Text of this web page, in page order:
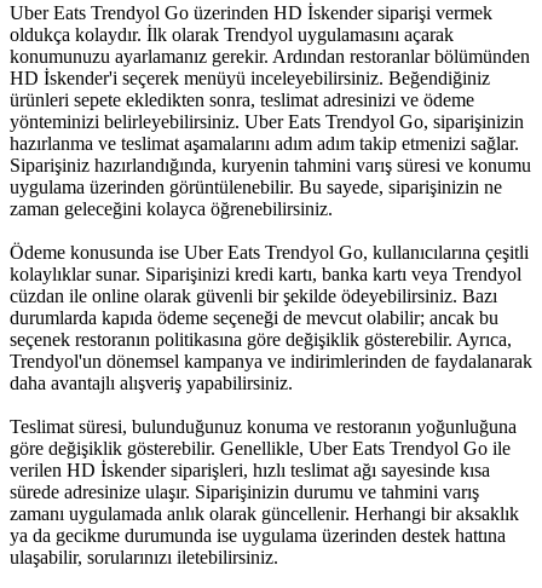
Uber Eats Trendyol Go üzerinden HD İskender siparişi vermek
oldukça kolaydır. İlk olarak Trendyol uygulamasını açarak
konumunuzu ayarlamanız gerekir. Ardından restoranlar bölümünden
HD İskender'i seçerek menüyü inceleyebilirsiniz. Beğendiğiniz
ürünleri sepete ekledikten sonra, teslimat adresinizi ve ödeme
yönteminizi belirleyebilirsiniz. Uber Eats Trendyol Go, siparişinizin
hazırlanma ve teslimat aşamalarını adım adım takip etmenizi sağlar.
Siparişiniz hazırlandığında, kuryenin tahmini varış süresi ve konumu
uygulama üzerinden görüntülenebilir. Bu sayede, siparişinizin ne
zaman geleceğini kolayca öğrenebilirsiniz.
Ödeme konusunda ise Uber Eats Trendyol Go, kullanıcılarına çeşitli
kolaylıklar sunar. Siparişinizi kredi kartı, banka kartı veya Trendyol
cüzdan ile online olarak güvenli bir şekilde ödeyebilirsiniz. Bazı
durumlarda kapıda ödeme seçeneği de mevcut olabilir; ancak bu
seçenek restoranın politikasına göre değişiklik gösterebilir. Ayrıca,
Trendyol'un dönemsel kampanya ve indirimlerinden de faydalanarak
daha avantajlı alışveriş yapabilirsiniz.
Teslimat süresi, bulunduğunuz konuma ve restoranın yoğunluğuna
göre değişiklik gösterebilir. Genellikle, Uber Eats Trendyol Go ile
verilen HD İskender siparişleri, hızlı teslimat ağı sayesinde kısa
sürede adresinize ulaşır. Siparişinizin durumu ve tahmini varış
zamanı uygulamada anlık olarak güncellenir. Herhangi bir aksaklık
ya da gecikme durumunda ise uygulama üzerinden destek hattına
ulaşabilir, sorularınızı iletebilirsiniz.